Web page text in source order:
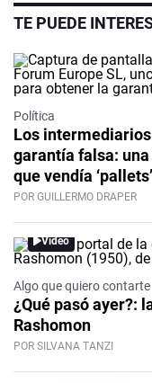
TE PUEDE
Política
Los
garantía falsa: una
que vendía ‘pallets’
POR GUILLERMO DRAPER
Video
Algo que quiero contarte
¿Qué pasó ayer?:
Rashomon
POR SILVANA TANZI